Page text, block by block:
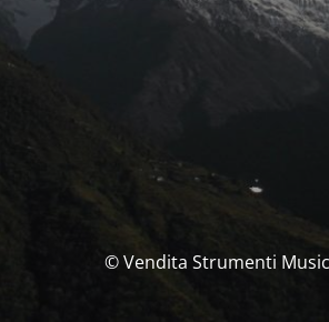
© Vendita Strumenti